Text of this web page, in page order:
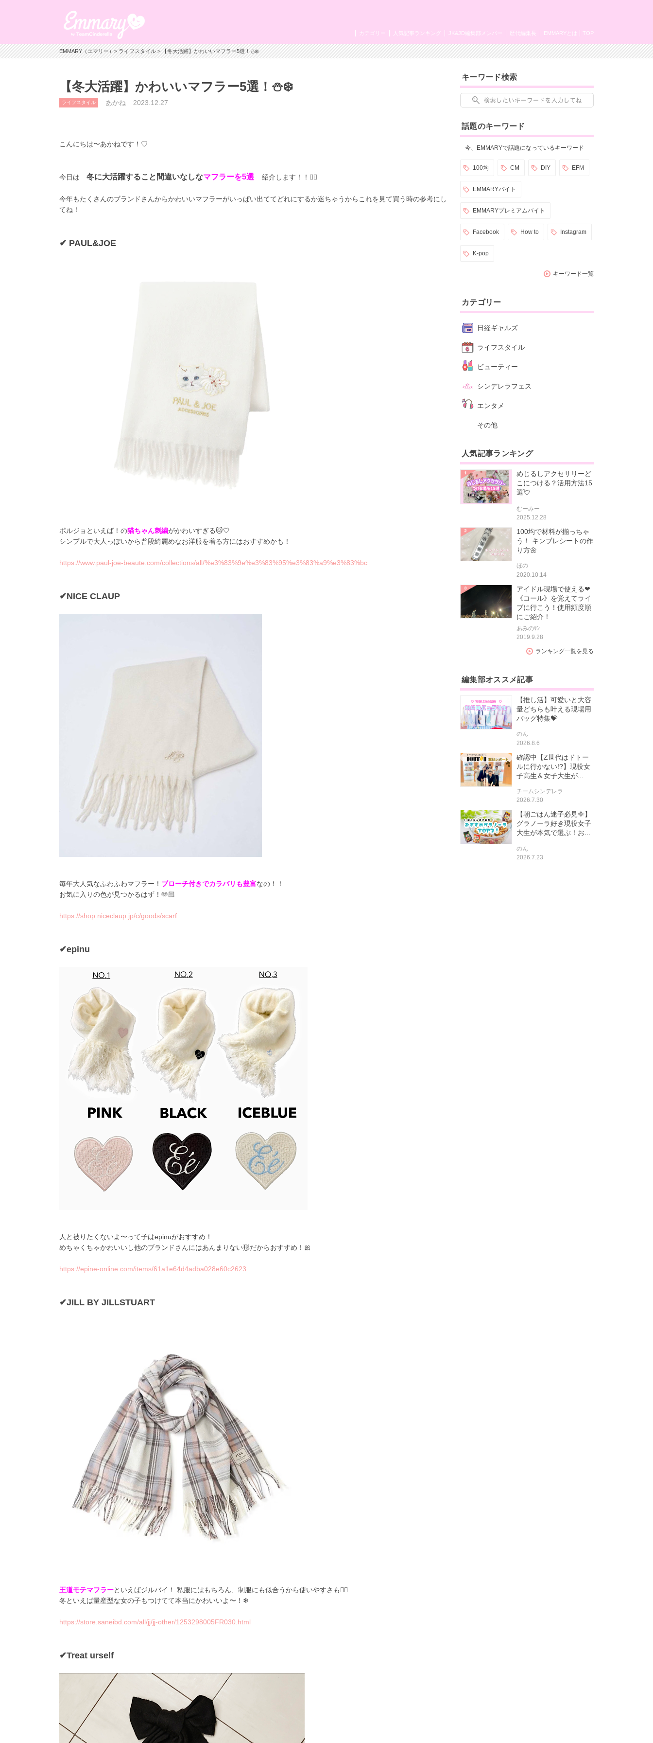
TOP
EMMARYとは
歴代編集長
JK&JD編集部メンバー
人気記事ランキング
カテゴリー
EMMARY（エマリー）>ライフスタイル> 【冬大活躍】かわいいマフラー5選！⛄️❄️
【冬大活躍】かわいいマフラー5選！⛄️❄️
ライフスタイル あかね 2023.12.27
こんにちは〜あかねです！♡
今日は 冬に大活躍すること間違いなしなマフラーを5選 紹介します！！✍🏻
今年もたくさんのブランドさんからかわいいマフラーがいっぱい出ててどれにするか迷ちゃうからこれを見て買う時の参考にし
てね！
✔ PAUL&JOE
ポルジョといえば！の猫ちゃん刺繍がかわいすぎる🐱🤍
シンプルで大人っぽいから普段綺麗めなお洋服を着る方にはおすすめかも！
https://www.paul-joe-beaute.com/collections/all/%e3%83%9e%e3%83%95%e3%83%a9%e3%83%bc
✔NICE CLAUP
毎年大人気なふわふわマフラー！ ブローチ付きでカラバリも豊富なの！！
お気に入りの色が見つかるはず！🫶🏻
https://shop.niceclaup.jp/c/goods/scarf
✔epinu
人と被りたくないよ〜って子はepinuがおすすめ！
めちゃくちゃかわいいし他のブランドさんにはあんまりない形だからおすすめ！🎀
https://epine-online.com/items/61a1e64d4adba028e60c2623
✔JILL BY JILLSTUART
王道モテマフラーといえばジルバイ！ 私服にはもちろん、制服にも似合うから使いやすさも👍🏻
冬といえば量産型な女の子もつけてて本当にかわいいよ〜！❄
https://store.saneibd.com/all/jj/jj-other/1253298005FR030.html
✔Treat urself
キーワード検索
話題のキーワード
今、EMMARYで話題になっているキーワード
100均 CM DIY EFM
EMMARYバイト
EMMARYプレミアムバイト
Facebook How to Instagram
K-pop
キーワード一覧
カテゴリー
日経ギャルズ
ライフスタイル
ビューティー
シンデレラフェス
エンタメ
その他
人気記事ランキング
めじるしアクセサリーど
こにつける？活用方法15
選💘
むーみー
2025.12.28
100均で材料が揃っちゃ
う！ キンブレシートの作
り方🌼
ほの
2020.10.14
アイドル現場で使える❤
《コール》を覚えてライ
ブに行こう！使用頻度順
にご紹介！
あみのｻﾝ
2019.9.28
ランキング一覧を見る
編集部オススメ記事
【推し活】可愛いと大容
量どちらも叶える現場用
バッグ特集💝
のん
2026.8.6
確認中【Z世代はドトー
ルに行かない!?】現役女
子高生＆女子大生が...
チームシンデレラ
2026.7.30
【朝ごはん迷子必見🌞】
グラノーラ好き現役女子
大生が本気で選ぶ！お...
のん
2026.7.23